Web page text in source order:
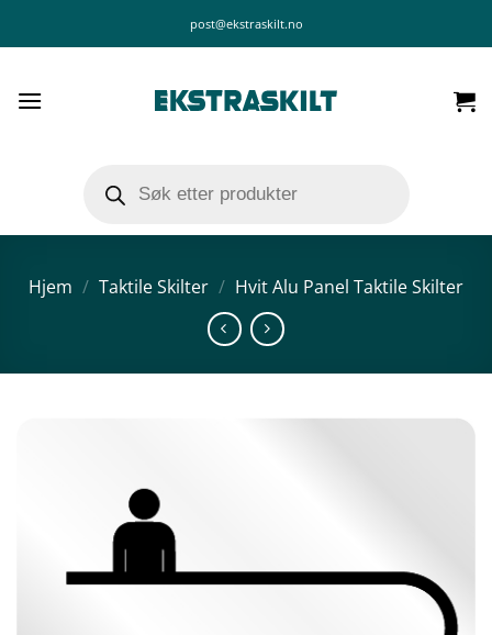
post@ekstraskilt.no
search
Hjem / Taktile Skilter / Hvit Alu Panel Taktile Skilter